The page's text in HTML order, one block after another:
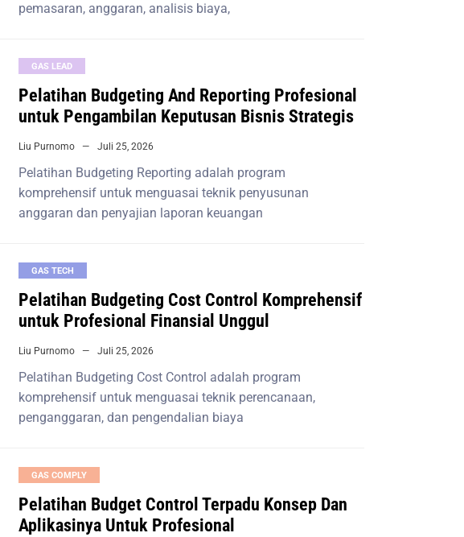
pemasaran, anggaran, analisis biaya,
GAS LEAD
Pelatihan Budgeting And Reporting Profesional
untuk Pengambilan Keputusan Bisnis Strategis
Liu Purnomo Juli 25, 2026
Pelatihan Budgeting Reporting adalah program
komprehensif untuk menguasai teknik penyusunan
anggaran dan penyajian laporan keuangan
GAS TECH
Pelatihan Budgeting Cost Control Komprehensif
untuk Profesional Finansial Unggul
Liu Purnomo Juli 25, 2026
Pelatihan Budgeting Cost Control adalah program
komprehensif untuk menguasai teknik perencanaan,
penganggaran, dan pengendalian biaya
GAS COMPLY
Pelatihan Budget Control Terpadu Konsep Dan
Aplikasinya Untuk Profesional